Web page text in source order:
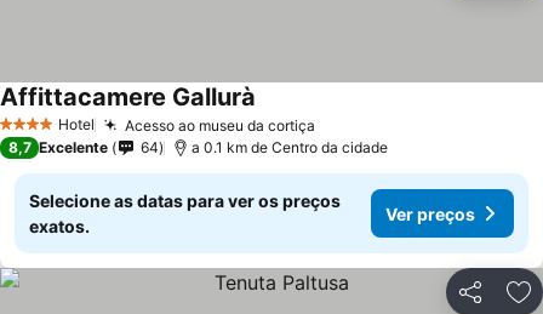
4 EstrelasHotel Acesso ao museu da cortiça
Affittacamere Gallurà
8,7 Excelente 64 a 0.1 km de Centro da cidade
Selecione as datas para ver os preços
exatos.
Ver preços
Partilhar